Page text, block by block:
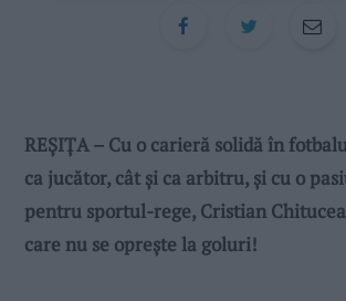
REȘIȚA – Cu o carieră solidă în
ca jucător, cât și ca arbitru, și cu o
pentru sportul-rege, Cristian
care nu se oprește la goluri!